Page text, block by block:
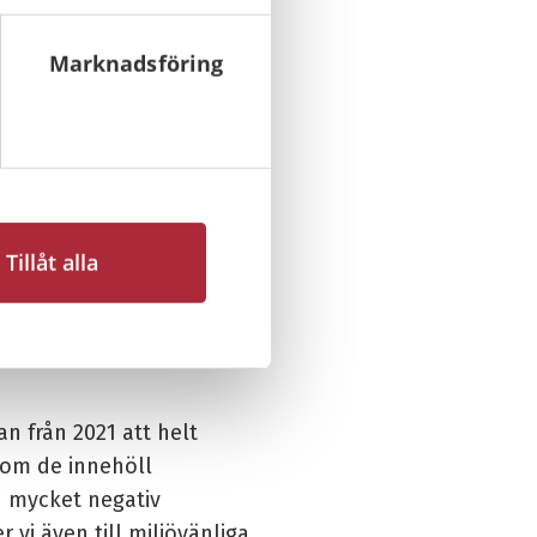
Marknadsföring
Tillåt alla
att släckaren inte
för inspektion)
2021
och
ersätter
från 2021 att helt
de innehöll
mycket negativ